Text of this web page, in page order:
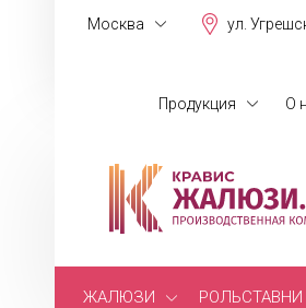
Москва ул.
Продукция О
ЖАЛЮЗИ РОЛЬСТАВНИ